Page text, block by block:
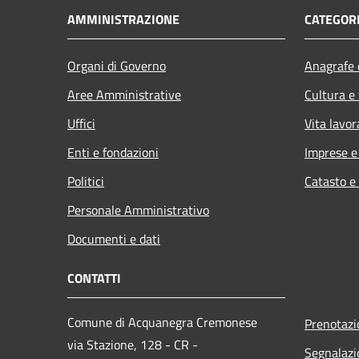
AMMINISTRAZIONE
Organi di Governo
Aree Amministrative
Uffici
Enti e fondazioni
Politici
Personale Amministrativo
Documenti e dati
Cultura
Vita
Imprese
Catasto
CONTATTI
Comune di Acquanegra Cremonese
via Stazione, 128 - CR -